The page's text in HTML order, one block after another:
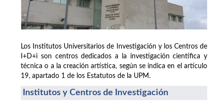
Los Institutos Universitarios de Investigación y los Centros de
I+D+i son centros dedicados a la investigación científica y
técnica o a la creación artística, según se indica en el artículo
19, apartado 1 de los Estatutos de la UPM.
Institutos y Centros de Investigación